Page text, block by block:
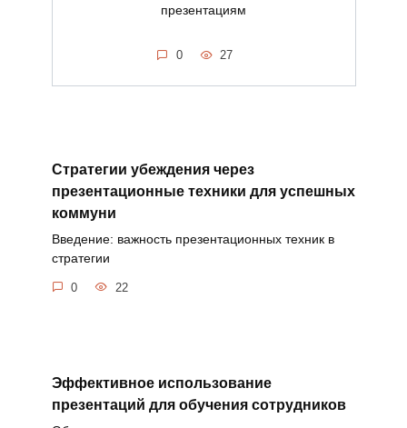
презентациям
0 27
Стратегии убеждения через
презентационные техники для успешных
коммуни
Введение: важность презентационных техник в
стратегии
0 22
Эффективное использование
презентаций для обучения сотрудников